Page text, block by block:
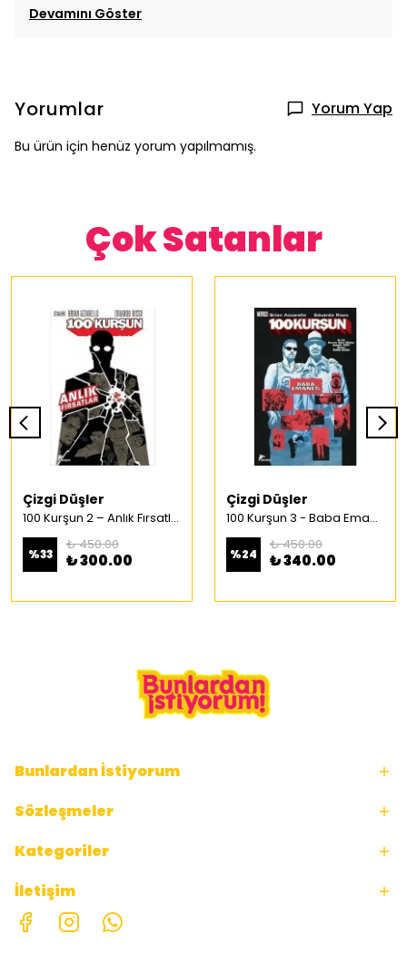
Devamını Göster
Yorumlar Yorum Yap
Bu ürün için henüz yorum yapılmamış.
Çok Satanlar
Çizgi Düşler
100 Kurşun 2 – Anlık Fırsatlar Türkçe Çizgi Roman
%33
₺ 450.00
₺ 300.00
Çizgi Düşler
100 Kurşun 3 - Baba Emaneti Türkçe Çizgi Roman
%24
₺ 450.00
₺ 340.00
Bunlardan İstiyorum
Sözleşmeler
Kategoriler
İletişim